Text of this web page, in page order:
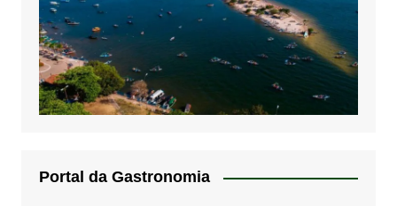
Portal da Gastronomia